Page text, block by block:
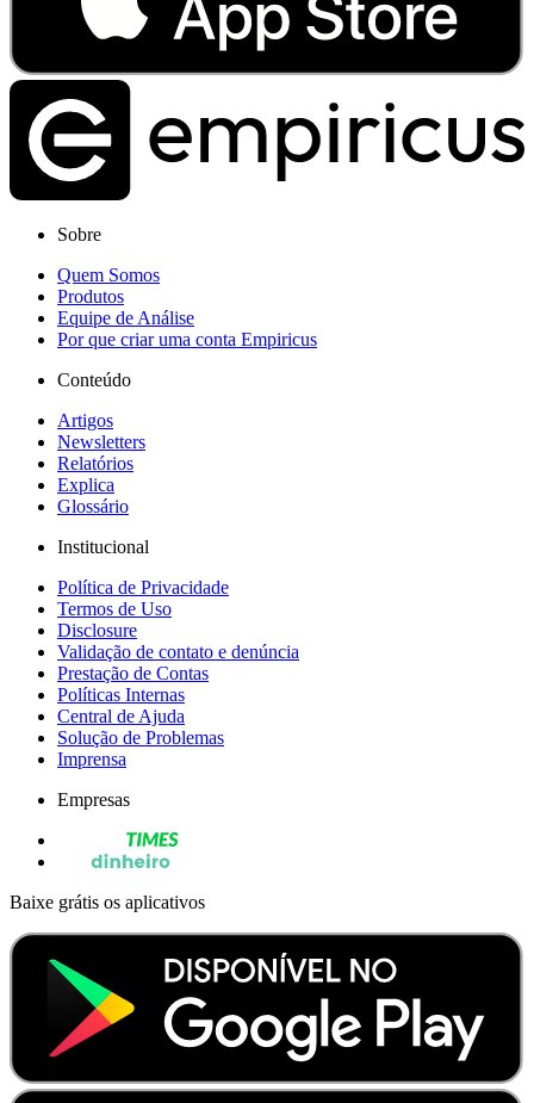
Sobre
Quem Somos
Produtos
Equipe de Análise
Por que criar uma conta Empiricus
Conteúdo
Artigos
Newsletters
Relatórios
Explica
Glossário
Institucional
Política de Privacidade
Termos de Uso
Disclosure
Validação de contato e denúncia
Prestação de Contas
Políticas Internas
Central de Ajuda
Solução de Problemas
Imprensa
Empresas
Baixe grátis os aplicativos